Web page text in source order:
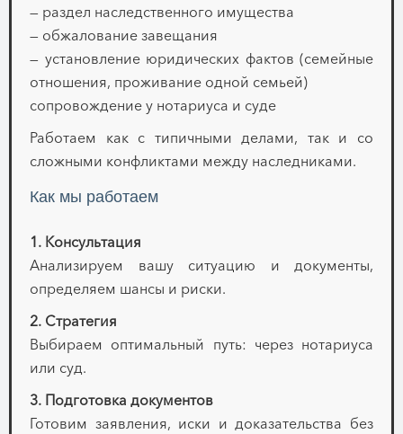
— раздел наследственного имущества
— обжалование завещания
— установление юридических фактов (семейные
отношения, проживание одной семьей)
сопровождение у нотариуса и суде
Работаем как с типичными делами, так и со
сложными конфликтами между наследниками.
Как мы работаем
1. Консультация
Анализируем вашу ситуацию и документы,
определяем шансы и риски.
2. Стратегия
Выбираем оптимальный путь: через нотариуса
или суд.
3. Подготовка документов
Готовим заявления, иски и доказательства без